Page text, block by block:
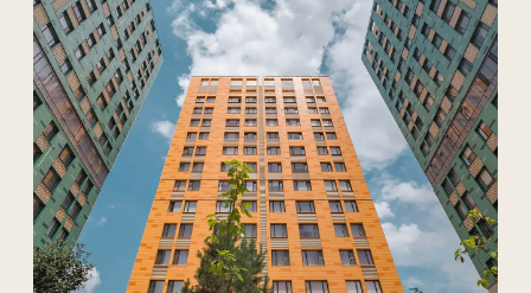
ТОО Техновид
Плюс
БСН 050440001556
Мәзір
Технологиялар және материалдар
Қызметтер
Жобалар
Шешімдер
Біз туралы
Вакансиялар
Байланыс деректері